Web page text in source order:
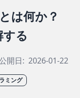
は何か？
る
開日: 2026-01-22
ミング